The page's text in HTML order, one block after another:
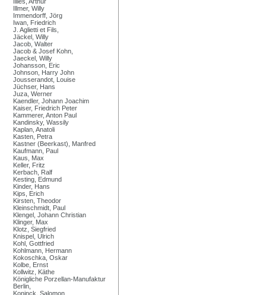
Illmer, Willy
Immendorff, Jörg
Iwan, Friedrich
J. Aglietti et Fils,
Jäckel, Willy
Jacob, Walter
Jacob & Josef Kohn,
Jaeckel, Willy
Johansson, Eric
Johnson, Harry John
Jousserandot, Louise
Jüchser, Hans
Juza, Werner
Kaendler, Johann Joachim
Kaiser, Friedrich Peter
Kammerer, Anton Paul
Kandinsky, Wassily
Kaplan, Anatoli
Kasten, Petra
Kastner (Beerkast), Manfred
Kaufmann, Paul
Kaus, Max
Keller, Fritz
Kerbach, Ralf
Kesting, Edmund
Kinder, Hans
Kips, Erich
Kirsten, Theodor
Kleinschmidt, Paul
Klengel, Johann Christian
Klinger, Max
Klotz, Siegfried
Knispel, Ulrich
Kohl, Gottfried
Kohlmann, Hermann
Kokoschka, Oskar
Kolbe, Ernst
Kollwitz, Käthe
Königliche Porzellan-Manufaktur
Berlin,
Koninck, Salomon